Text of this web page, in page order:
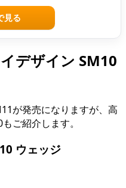
見る
デザイン SM10
が発売になりますが、高
ご紹介します。
ウェッジ